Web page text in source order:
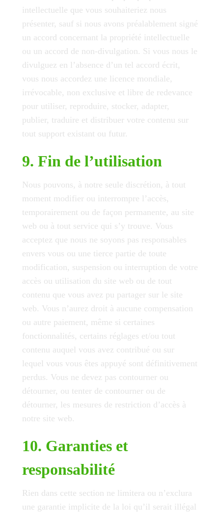
intellectuelle que vous souhaiteriez nous
présenter, sauf si nous avons préalablement signé
un accord concernant la propriété intellectuelle
ou un accord de non-divulgation. Si vous nous le
divulguez en l’absence d’un tel accord écrit,
vous nous accordez une licence mondiale,
irrévocable, non exclusive et libre de redevance
pour utiliser, reproduire, stocker, adapter,
publier, traduire et distribuer votre contenu sur
tout support existant ou futur.
9. Fin de l’utilisation
Nous pouvons, à notre seule discrétion, à tout
moment modifier ou interrompre l’accès,
temporairement ou de façon permanente, au site
web ou à tout service qui s’y trouve. Vous
acceptez que nous ne soyons pas responsables
envers vous ou une tierce partie de toute
modification, suspension ou interruption de votre
accès ou utilisation du site web ou de tout
contenu que vous avez pu partager sur le site
web. Vous n’aurez droit à aucune compensation
ou autre paiement, même si certaines
fonctionnalités, certains réglages et/ou tout
contenu auquel vous avez contribué ou sur
lequel vous vous êtes appuyé sont définitivement
perdus. Vous ne devez pas contourner ou
détourner, ou tenter de contourner ou de
détourner, les mesures de restriction d’accès à
notre site web.
10. Garanties et
responsabilité
Rien dans cette section ne limitera ou n’exclura
une garantie implicite de la loi qu’il serait illégal